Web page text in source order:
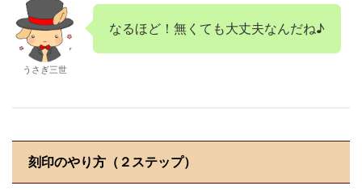
うさぎ三世
なるほど！無くても大丈夫なんだね♪
刻印のやり方（２ステップ）